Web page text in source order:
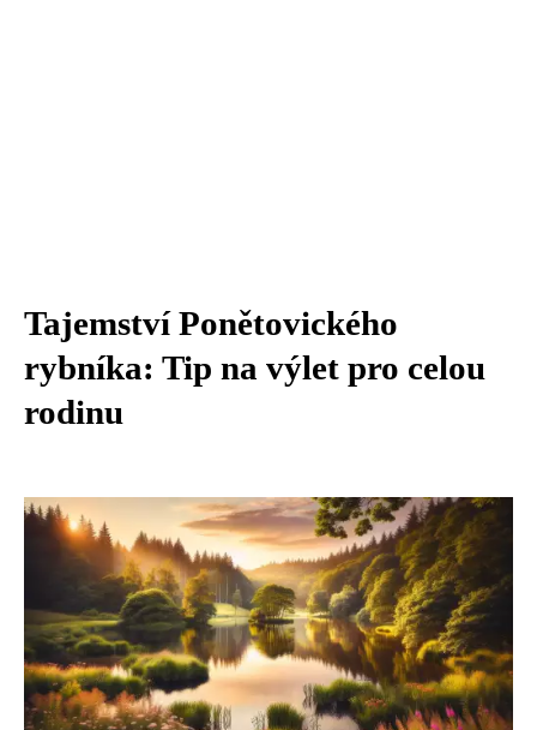
Tajemství Ponětovického
rybníka: Tip na výlet pro celou
rodinu